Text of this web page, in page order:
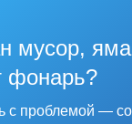
мусор,
фонарь?
с проблемой —